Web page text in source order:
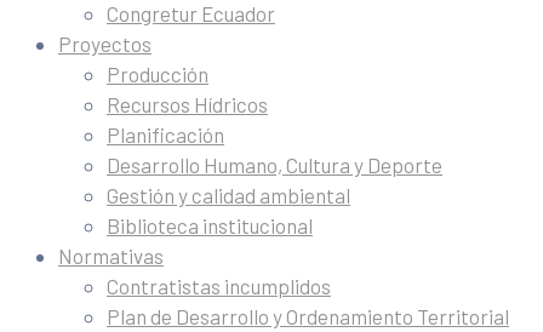
Congretur Ecuador
Proyectos
Producción
Recursos Hídricos
Planificación
Desarrollo Humano, Cultura y Deporte
Gestión y calidad ambiental
Biblioteca institucional
Normativas
Contratistas incumplidos
Plan de Desarrollo y Ordenamiento Territorial